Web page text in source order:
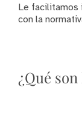
Le facilitamos
con la
¿Qué